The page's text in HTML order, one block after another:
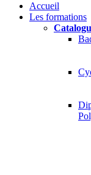
Accueil
Les formations